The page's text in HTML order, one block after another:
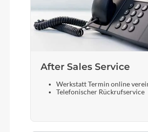
After Sales Service
Werkstatt Termin online
Telefonischer Rückrufservice